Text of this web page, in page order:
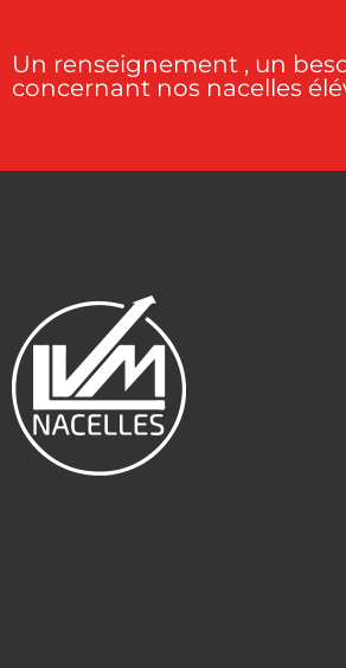
Un renseignement , un
concernant nos nacelles